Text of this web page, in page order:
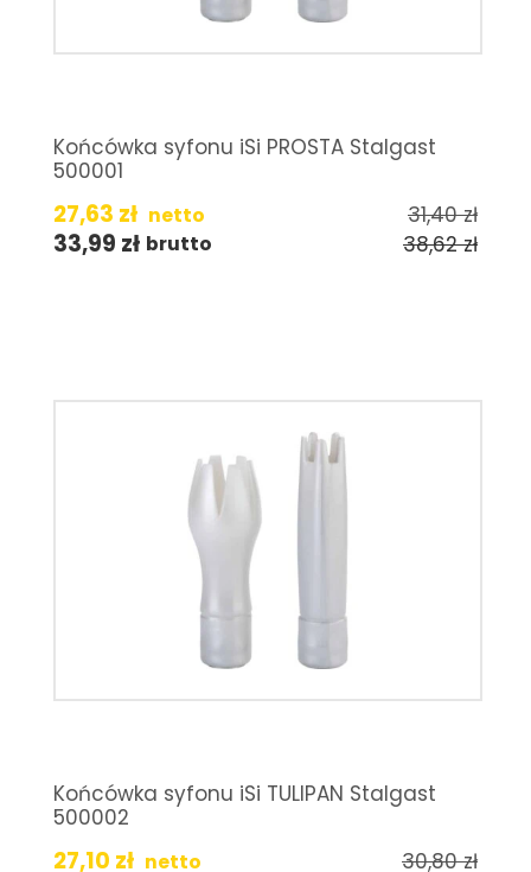
Końcówka syfonu iSi PROSTA Stalgast
500001
27,63 zł netto 31,40zł
33,99 zł brutto 38,62zł
Końcówka syfonu iSi TULIPAN Stalgast
500002
27,10 zł netto 30,80zł